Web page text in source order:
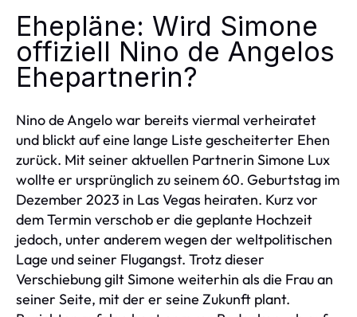
Ehepläne: Wird Simone
offiziell Nino de Angelos
Ehepartnerin?
Nino de Angelo war bereits viermal verheiratet
und blickt auf eine lange Liste gescheiterter Ehen
zurück. Mit seiner aktuellen Partnerin Simone Lux
wollte er ursprünglich zu seinem 60. Geburtstag im
Dezember 2023 in Las Vegas heiraten. Kurz vor
dem Termin verschob er die geplante Hochzeit
jedoch, unter anderem wegen der weltpolitischen
Lage und seiner Flugangst. Trotz dieser
Verschiebung gilt Simone weiterhin als die Frau an
seiner Seite, mit der er seine Zukunft plant.